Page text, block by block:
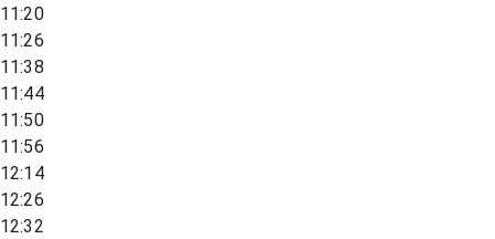
11:20
11:26
11:38
11:44
11:50
11:56
12:14
12:26
12:32